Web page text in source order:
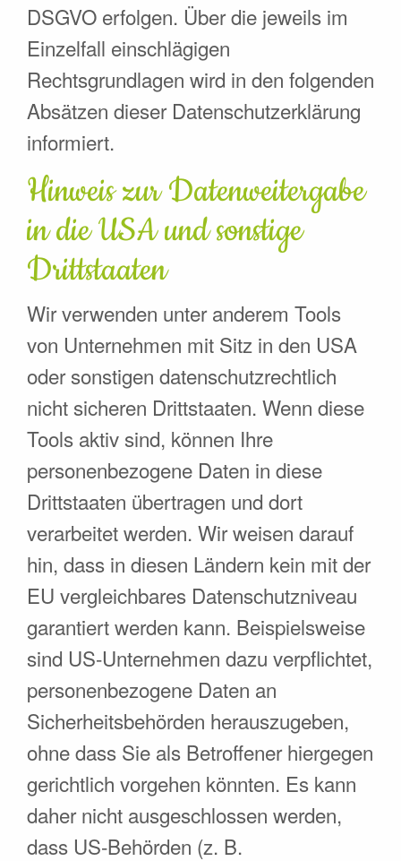
DSGVO erfolgen. Über die jeweils im
Einzelfall einschlägigen
Rechtsgrundlagen wird in den folgenden
Absätzen dieser Datenschutzerklärung
informiert.
Hinweis zur Datenweitergabe
in die USA und sonstige
Drittstaaten
Wir verwenden unter anderem Tools
von Unternehmen mit Sitz in den USA
oder sonstigen datenschutzrechtlich
nicht sicheren Drittstaaten. Wenn diese
Tools aktiv sind, können Ihre
personenbezogene Daten in diese
Drittstaaten übertragen und dort
verarbeitet werden. Wir weisen darauf
hin, dass in diesen Ländern kein mit der
EU vergleichbares Datenschutzniveau
garantiert werden kann. Beispielsweise
sind US-Unternehmen dazu verpflichtet,
personenbezogene Daten an
Sicherheitsbehörden herauszugeben,
ohne dass Sie als Betroffener hiergegen
gerichtlich vorgehen könnten. Es kann
daher nicht ausgeschlossen werden,
dass US-Behörden (z. B.